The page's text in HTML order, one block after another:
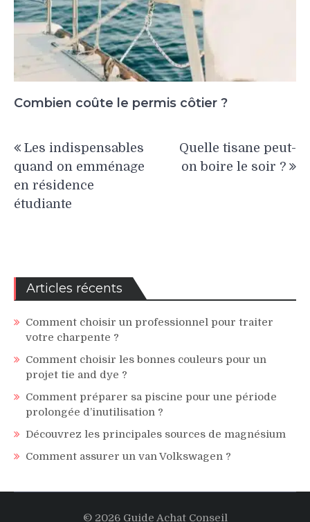
Combien coûte le permis côtier ?
de
l’article
Les indispensables
quand on emménage
en résidence
étudiante
Quelle tisane peut-
on boire le soir ?
Articles récents
Comment choisir un professionnel pour traiter
votre charpente ?
Comment choisir les bonnes couleurs pour un
projet tie and dye ?
Comment préparer sa piscine pour une période
prolongée d’inutilisation ?
Découvrez les principales sources de magnésium
Comment assurer un van Volkswagen ?
© 2026 Guide Achat Conseil